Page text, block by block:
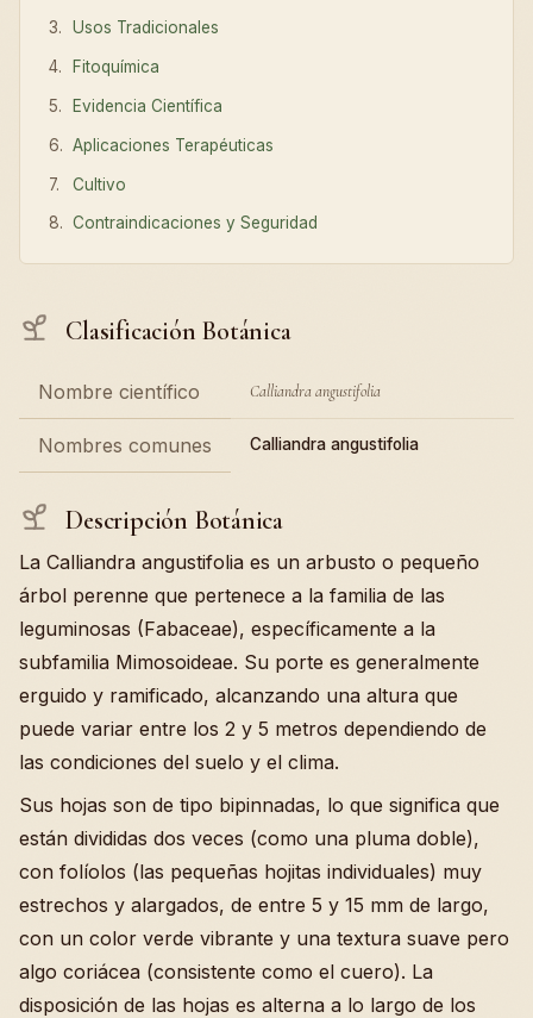
Usos Tradicionales
Fitoquímica
Evidencia Científica
Aplicaciones Terapéuticas
Cultivo
Contraindicaciones y Seguridad
Clasificación Botánica
Nombre científico Calliandra angustifolia
Nombres comunes Calliandra angustifolia
Descripción Botánica
La Calliandra angustifolia es un arbusto o pequeño
árbol perenne que pertenece a la familia de las
leguminosas (Fabaceae), específicamente a la
subfamilia Mimosoideae. Su porte es generalmente
erguido y ramificado, alcanzando una altura que
puede variar entre los 2 y 5 metros dependiendo de
las condiciones del suelo y el clima.
Sus hojas son de tipo bipinnadas, lo que significa que
están divididas dos veces (como una pluma doble),
con folíolos (las pequeñas hojitas individuales) muy
estrechos y alargados, de entre 5 y 15 mm de largo,
con un color verde vibrante y una textura suave pero
algo coriácea (consistente como el cuero). La
disposición de las hojas es alterna a lo largo de los